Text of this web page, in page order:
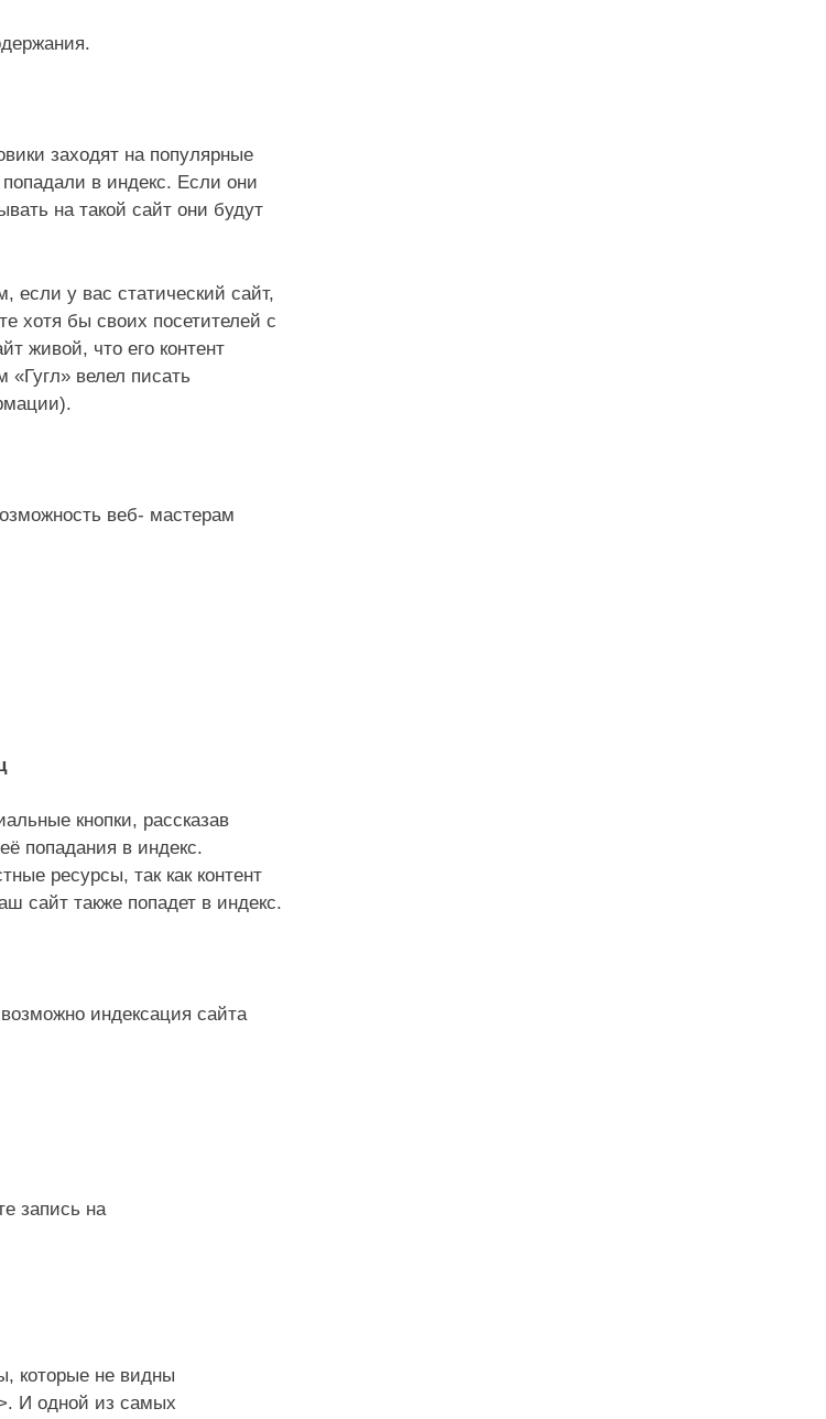
заходят на популярные
в индекс. Если они
на такой сайт они будут
если у вас статический сайт,
хотя бы своих посетителей с
живой, что его контент
«Гугл» велел писать
веб- мастерам
кнопки, рассказав
попадания в индекс.
ресурсы, так как контент
сайт также попадет в индекс.
индексация сайта
запись на
которые не видны
И одной из самых